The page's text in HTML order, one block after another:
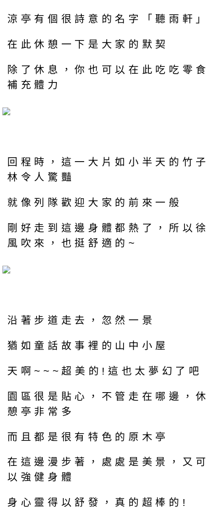
涼亭有個很詩意的名字「聽雨軒」
在此休憩一下是大家的默契
除了休息，你也可以在此吃吃零食
補充體力
回程時，這一大片如小半天的竹子
林令人驚豔
就像列隊歡迎大家的前來一般
剛好走到這邊身體都熱了，所以徐
風吹來，也挺舒適的~
沿著步道走去，忽然一景
猶如童話故事裡的山中小屋
天啊~~~超美的!這也太夢幻了吧
園區很是貼心，不管走在哪邊，休
憩亭非常多
而且都是很有特色的原木亭
在這邊漫步著，處處是美景，又可
以強健身體
身心靈得以舒發，真的超棒的!